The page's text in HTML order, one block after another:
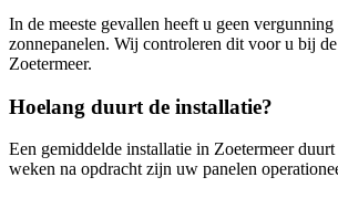
In de meeste gevallen heeft u geen
zonnepanelen. Wij controleren dit voor u bij de
Zoetermeer.
Hoelang duurt de installatie?
Een gemiddelde installatie in Zoetermeerduurt
weken na opdracht zijn uw panelen